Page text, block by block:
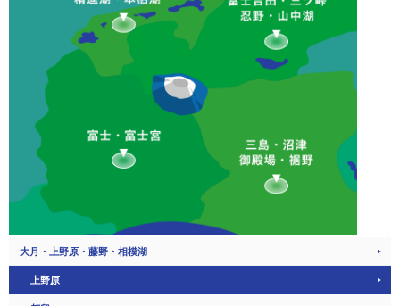
大月・上野原・藤野・相模湖
上野原